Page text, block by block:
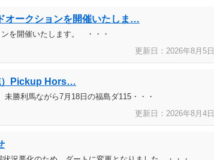
オークションを開催いたしま…
を開催いたします。 ・・・
更新日：2026年8月 5日
）Pickup Hors…
勝利馬ながら7月18日の福島ダ115・・・
更新日：2026年8月 4日